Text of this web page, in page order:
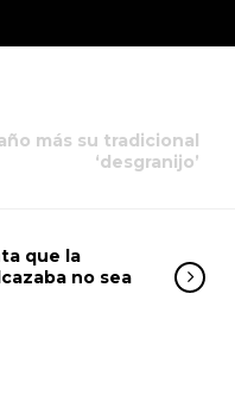
más su tradicional
‘desgranijo’
que la
no sea